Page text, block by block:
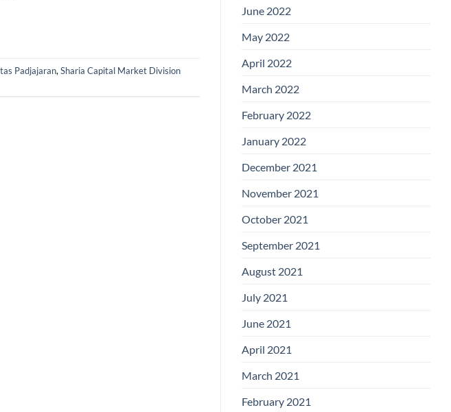
Padjajaran, Sharia Capital Market Division
June 2022
May 2022
April 2022
March 2022
February 2022
January 2022
December 2021
November 2021
October 2021
September 2021
August 2021
July 2021
June 2021
April 2021
March 2021
February 2021